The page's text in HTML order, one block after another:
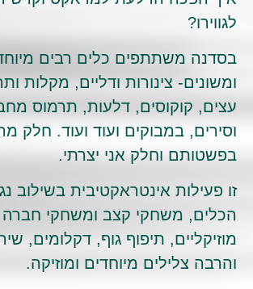
לגווירו?
בסדנה משתתפים כלים רבים
ומשונים- צינורות ודליים, מקלות
עצים, קוקוסים, דלעות, תרמוס
וסירים, במבוקים ועוד ועוד. חלק
בפשטותם וחלק אני יצרתי.
זו פעילות אינטראקטיבית בשילוב
הכלים, משחקי קצב ומשחקי חברה
מוזיקליים, תיפוף גוף, דקלומים,
והרבה צלילים מיוחדים ומוזיקה.